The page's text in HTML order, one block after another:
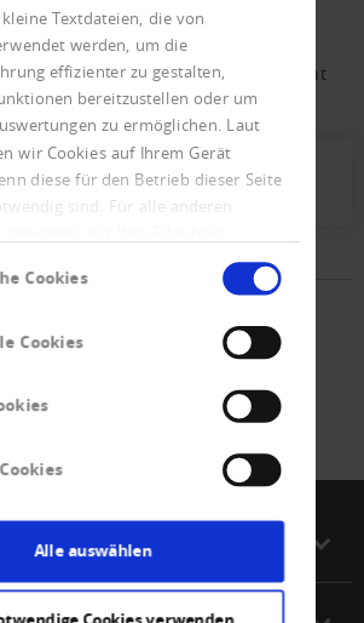
Textdateien, die von
werden, um die
effizienter zu gestalten,
bereitzustellen oder um
zu ermöglichen. Laut
wir Cookies auf Ihrem Gerät
diese für den Betrieb dieser Seite
sind. Für alle anderen
Cookies
Cookies
Alle auswählen
der Firmeninsolvenzen in der
für 2022 wird leicht
(314 KB)